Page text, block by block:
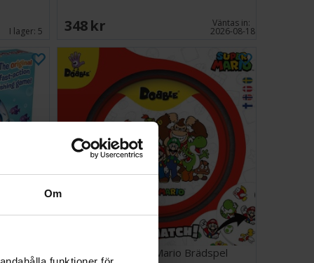
Om
I lager: 5 348 SEK Väntas in:
2026-08-18
Dobble Super Mario Brädspel